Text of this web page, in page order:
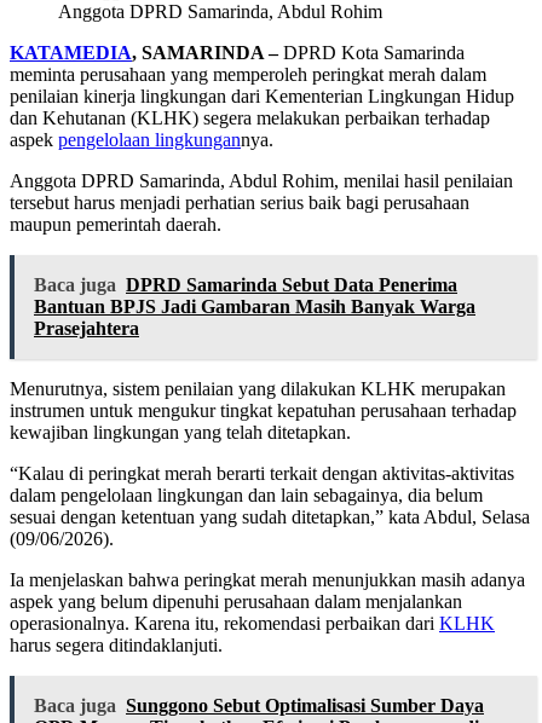
Anggota DPRD Samarinda, Abdul Rohim
KATAMEDIA, SAMARINDA –DPRD Kota Samarinda
meminta perusahaan yang memperoleh peringkat merah dalam
penilaian kinerja lingkungan dari Kementerian Lingkungan Hidup
dan Kehutanan (KLHK) segera melakukan perbaikan terhadap
aspek pengelolaan lingkungannya.
Anggota DPRD Samarinda, Abdul Rohim, menilai hasil penilaian
tersebut harus menjadi perhatian serius baik bagi perusahaan
maupun pemerintah daerah.
Baca juga DPRD Samarinda Sebut Data Penerima
Bantuan BPJS Jadi Gambaran Masih Banyak Warga
Prasejahtera
Menurutnya, sistem penilaian yang dilakukan KLHK merupakan
instrumen untuk mengukur tingkat kepatuhan perusahaan terhadap
kewajiban lingkungan yang telah ditetapkan.
“Kalau di peringkat merah berarti terkait dengan aktivitas-aktivitas
dalam pengelolaan lingkungan dan lain sebagainya, dia belum
sesuai dengan ketentuan yang sudah ditetapkan,” kata Abdul, Selasa
(09/06/2026).
Ia menjelaskan bahwa peringkat merah menunjukkan masih adanya
aspek yang belum dipenuhi perusahaan dalam menjalankan
operasionalnya. Karena itu, rekomendasi perbaikan dari KLHK
harus segera ditindaklanjuti.
Baca juga Sunggono Sebut Optimalisasi Sumber Daya